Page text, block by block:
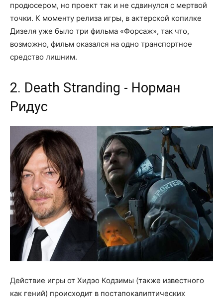
продюсером, но проект так и не сдвинулся с мертвой
точки. К моменту релиза игры, в актерской копилке
Дизеля уже было три фильма «Форсаж», так что,
возможно, фильм оказался на одно транспортное
средство лишним.
2. Death Stranding - Норман
Ридус
Действие игры от Хидэо Кодзимы (также известного
как гений) происходит в постапокалиптических